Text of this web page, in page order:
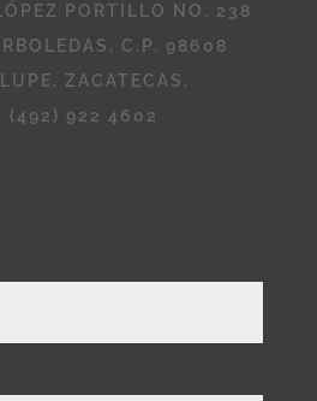
PORTILLO NO. 238
C.P. 98608
ZACATECAS.
(492) 922 4602